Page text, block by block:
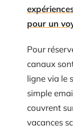
pour un
Pour
canaux
ligne via le
simple
couvrent
vacances